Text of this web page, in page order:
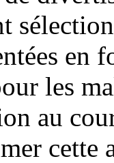
les
au
cette